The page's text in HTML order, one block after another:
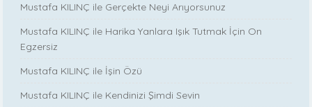
Mustafa KILINÇ ile Gerçekte Neyi Arıyorsunuz
Mustafa KILINÇ ile Harika Yanlara Işık Tutmak İçin On
Egzersiz
Mustafa KILINÇ ile İşin Özü
Mustafa KILINÇ ile Kendinizi Şimdi Sevin